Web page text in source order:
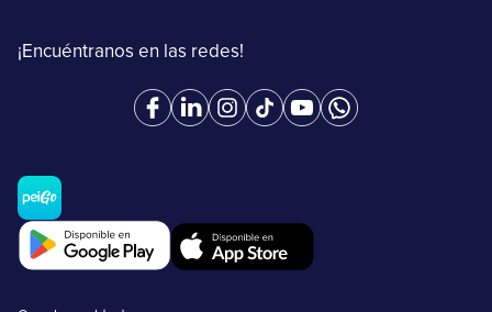
¡Encuéntranos en las redes!